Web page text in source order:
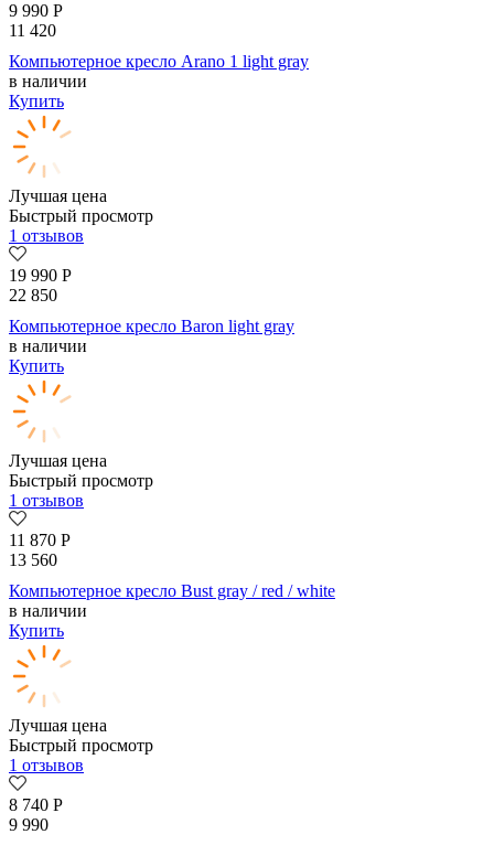
9 990 Р
11 420
Компьютерное кресло Arano 1 light gray
в наличии
Купить
Лучшая цена
Быстрый просмотр
1 отзывов
19 990 Р
22 850
Компьютерное кресло Baron light gray
в наличии
Купить
Лучшая цена
Быстрый просмотр
1 отзывов
11 870 Р
13 560
Компьютерное кресло Bust gray / red / white
в наличии
Купить
Лучшая цена
Быстрый просмотр
1 отзывов
8 740 Р
9 990